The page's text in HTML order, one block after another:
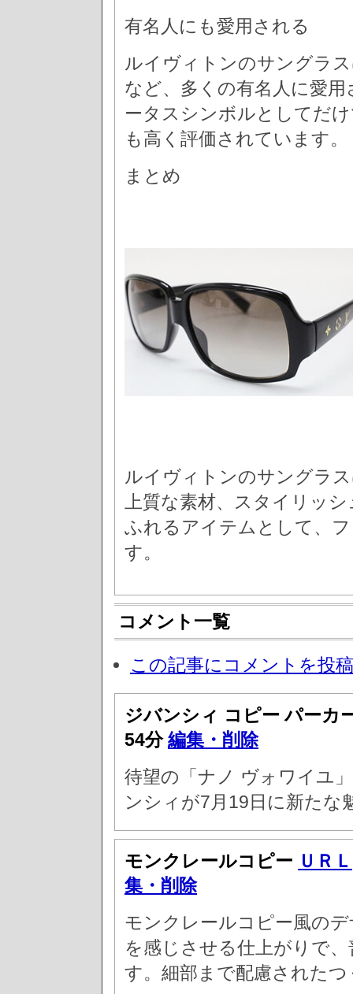
有名人にも愛用される
ルイヴィトンのサングラ
など、多くの有名人に愛
ータスシンボルとしてだ
も高く評価されています。
まとめ
ルイヴィトンのサングラ
上質な素材、スタイリッ
ふれるアイテムとして、
す。
コメント一覧
この記事にコメントを投
ジバンシィ コピー パーカ
54分編集・削除
待望の「ナノ ヴォワイユ
ンシィが7月19日に新たな
モンクレールコピー ＵＲＬ
集・削除
モンクレールコピー風の
を感じさせる仕上がりで
す。細部まで配慮された